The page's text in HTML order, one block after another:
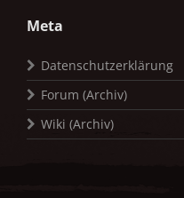
Meta
Datenschutzerklärung
Forum (Archiv)
Wiki (Archiv)